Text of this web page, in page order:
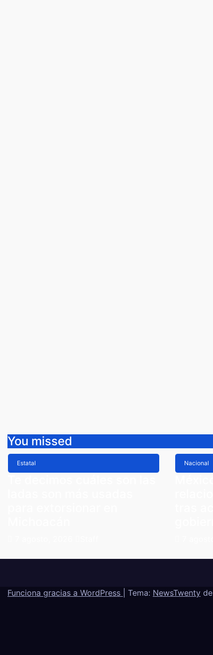
You missed
Estatal Nacional
Funciona gracias a WordPress Tema: NewsTwenty de